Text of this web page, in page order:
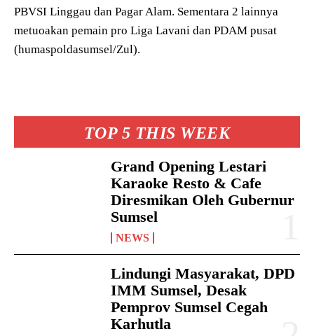
TOP 5 THIS WEEK
Grand Opening Lestari
Karaoke Resto & Cafe
Diresmikan Oleh Gubernur
Sumsel
NEWS
Lindungi Masyarakat, DPD
IMM Sumsel, Desak
Pemprov Sumsel Cegah
Karhutla
PBVSI Linggau dan Pagar Alam. Sementara 2 lainnya
metuoakan pemain pro Liga Lavani dan PDAM pusat
(humaspoldasumsel/Zul).